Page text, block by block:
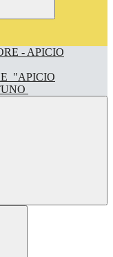
"APICIO